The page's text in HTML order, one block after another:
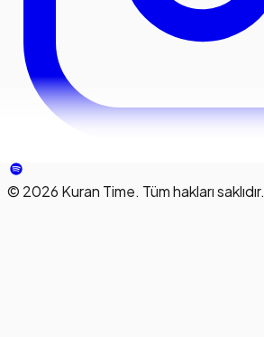
© 2026 Kuran Time. Tüm hakları saklıdır.